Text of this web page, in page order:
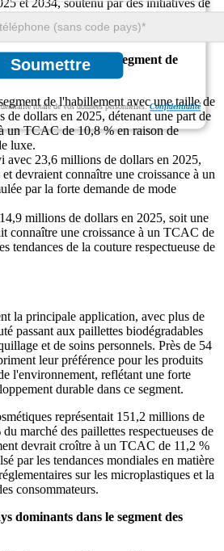
Soumettre
totale de vos données personnelles.Confidentialité
et 2034, soutenu par des initiatives de
croissante dans les vêtements de
dominants dans le segment de
de l'habillement avec une taille de
de dollars en 2025, détenant une part de
un TCAC de 10,8 % en raison de
luxe.
avec 23,6 millions de dollars en 2025,
devraient connaître une croissance à un
par la forte demande de mode
millions de dollars en 2025, soit une
connaître une croissance à un TCAC de
tendances de la couture respectueuse de
la principale application, avec plus de
passant aux paillettes biodégradables
et de soins personnels. Près de 54
leur préférence pour les produits
l'environnement, reflétant une forte
durable dans ce segment.
représentait 151,2 millions de
marché des paillettes respectueuses de
devrait croître à un TCAC de 11,2 %
par les tendances mondiales en matière
sur les microplastiques et la
consommateurs.
dominants dans le segment des